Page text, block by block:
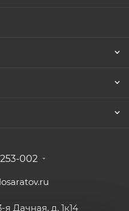
002
я Дачная, д. 1к14